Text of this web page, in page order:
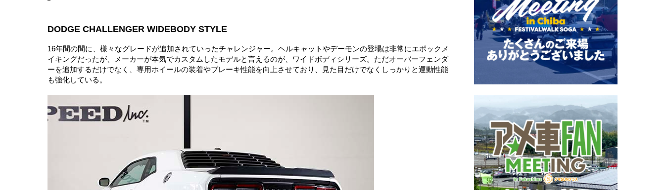
DODGE CHALLENGER WIDEBODY STYLE
16年間の間に、様々なグレードが追加されていったチャレンジャー。ヘルキャットやデーモンの登場は非常にエポックメ
イキングだったが、メーカーが本気でカスタムしたモデルと言えるのが、ワイドボディシリーズ。ただオーバーフェンダ
ーを追加するだけでなく、専用ホイールの装着やブレーキ性能を向上させており、見た目だけでなくしっかりと運動性能
も強化している。